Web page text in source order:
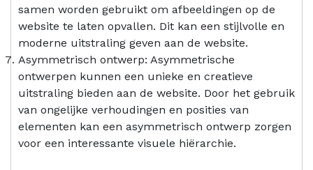
samen worden gebruikt om afbeeldingen op de
website te laten opvallen. Dit kan een stijlvolle en
moderne uitstraling geven aan de website.
Asymmetrisch ontwerp: Asymmetrische
ontwerpen kunnen een unieke en creatieve
uitstraling bieden aan de website. Door het gebruik
van ongelijke verhoudingen en posities van
elementen kan een asymmetrisch ontwerp zorgen
voor een interessante visuele hiërarchie.